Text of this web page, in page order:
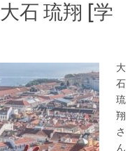
石 琉翔 [学
大
石
琉
翔
さ
ん